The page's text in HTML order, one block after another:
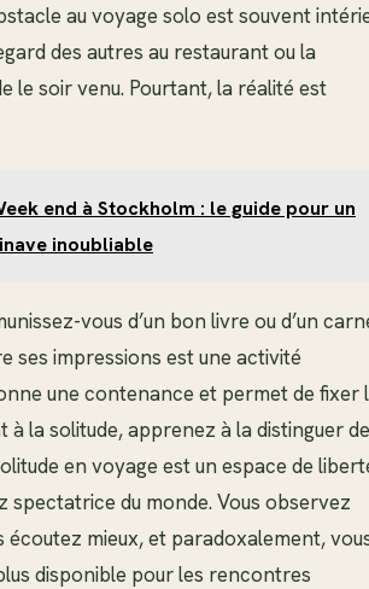
au voyage solo est souvent
des autres au restaurant ou la
le soir venu. Pourtant, la réalité est
end à Stockholm : le guide pour un
inoubliable
vous d’un bon livre ou d’un
ses impressions est une activité
une contenance et permet de fixer
à la solitude, apprenez à la distinguer de
en voyage est un espace de
spectatrice du monde. Vous observez
écoutez mieux, et paradoxalement,
disponible pour les rencontres